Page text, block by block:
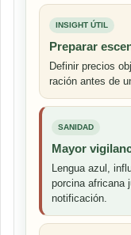
INSIGHT ÚTIL
Preparar
Definir precios
ración antes de
SANIDAD
Mayor
Lengua azul,
porcina africana
notificación.